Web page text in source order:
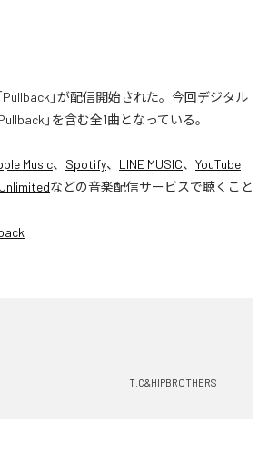
Pullback」が配信開始された。今回デジタル
」を含む全1曲となっている。
Music、 Spotify、 LINE MUSIC、 YouTube
などの音楽配信サービスで聴くこと
T.C&HIPBROTHERS